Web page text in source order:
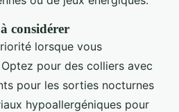
considérer
lorsque vous
pour des colliers avec
pour les sorties nocturnes
hypoallergéniques pour